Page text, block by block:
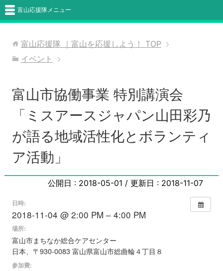
富山応援隊メニュー
富山応援隊 ｜富山を応援しよう！
TOP
イベント
富山市協働事業 特別講演会
「ミスアースジャパン山田彩乃
が語る地域活性化とボランティ
ア活動」
公開日 : 2018-05-01 / 更新日 : 2018-11-07
日時:
2018-11-04 @ 2:00 PM – 4:00 PM
場所:
富山市まちなか総合ケアセンター
日本、〒930-0083 富山県富山市総曲輪４丁目８
参加費: